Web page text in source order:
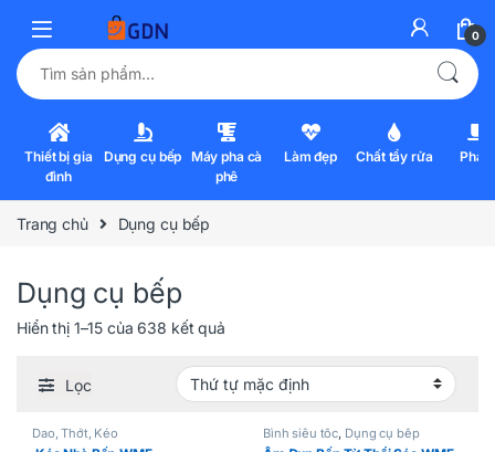
0
Tìm kiếm:
Thiết bị gia
đình
Dụng cụ bếp Máy pha cà
phê
Làm đẹp Chất tẩy rửa Pha
Trang chủ Dụng cụ bếp
Dụng cụ bếp
Hiển thị 1–15 của 638 kết quả
Lọc
Dao, Thớt, Kéo Bình siêu tốc, Dụng cụ bếp